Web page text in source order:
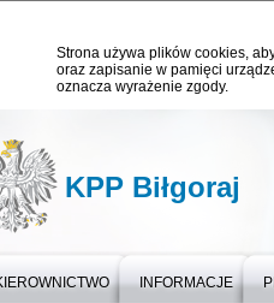
Strona używa plików cookies,
oraz zapisanie w pamięci
oznacza wyrażenie zgody.
KPP Biłgoraj
INFORMACJE